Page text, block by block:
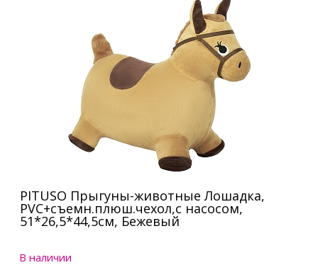
PITUSO Прыгуны-животные Лошадка,
PVC+съемн.плюш.чехол,с насосом,
51*26,5*44,5см, Бежевый
В наличии